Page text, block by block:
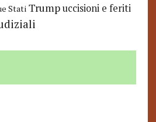
Stati Trump uccisioni e feriti